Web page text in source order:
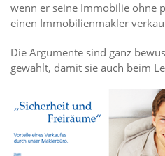
wenn er seine Immobilie ohne
einen Immobilienmakler
Die Argumente sind ganz
gewählt, damit sie auch beim